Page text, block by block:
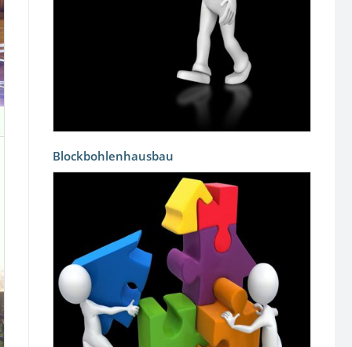
Blockbohlenhausbau